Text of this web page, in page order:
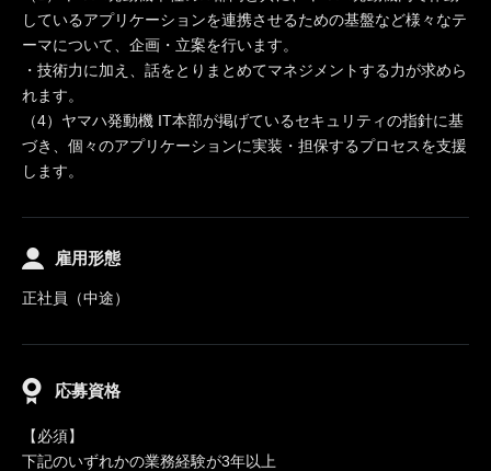
しているアプリケーションを連携させるための基盤など様々なテ
ーマについて、企画・立案を行います。
・技術力に加え、話をとりまとめてマネジメントする力が求めら
れます。
（4）ヤマハ発動機 IT本部が掲げているセキュリティの指針に基
づき、個々のアプリケーションに実装・担保するプロセスを支援
します。
雇用形態
正社員（中途）
応募資格
【必須】
下記のいずれかの業務経験が3年以上